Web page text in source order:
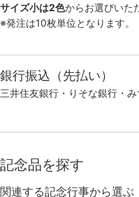
サイズ小は2色からお選びいた
※発注は10枚単位となります。
銀行振込（先払い）
三井住友銀行・りそな銀行・
記念品を探す
関連する記念行事から選ぶ